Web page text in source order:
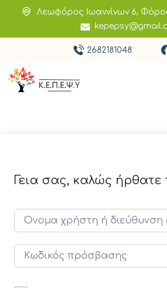
Λεωφόρος Ιωαννίνων 6,
2682181048
Γεια σας, καλώς ήρθατε